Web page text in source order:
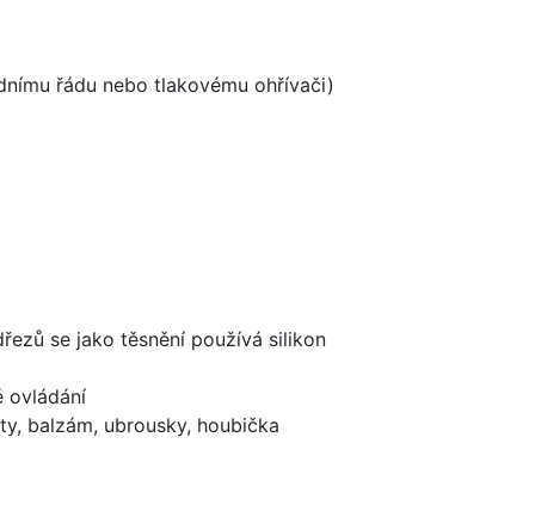
řádu nebo tlakovému ohřívači)
se jako těsnění používá silikon
ovládání
balzám, ubrousky, houbička